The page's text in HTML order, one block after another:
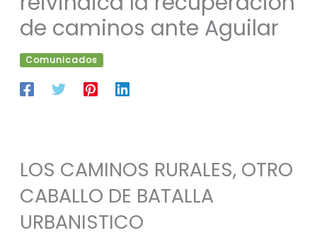
de caminos ante Aguilar
Comunicados
LOS CAMINOS RURALES, OTRO
CABALLO DE BATALLA
URBANISTICO